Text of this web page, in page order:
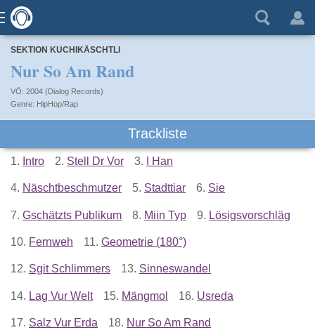
SEKTION KUCHIKÄSCHTLI
Nur So Am Rand
VÖ: 2004 (Dialog Records)
HipHop/Rap
Trackliste
1. Intro 2. Stell Dr Vor 3. I Han
4. Näschtbeschmutzer 5. Stadttiar 6. Sie
7. Gschätzts Publikum 8. Miin Typ 9. Lösigsvorschläg
10. Fernweh 11. Geometrie (180°)
12. Sgit Schlimmers 13. Sinneswandel
14. Lag Vur Welt 15. Mängmol 16. Usreda
17. Salz Vur Erda 18. Nur So Am Rand